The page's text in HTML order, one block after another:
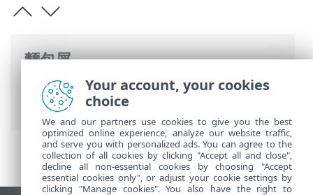
麵包屑
ESET 線上說明>ESET PROTECT On-Prem
安裝> Windows 上的全方位安裝 (建議)
Your account, your cookies
choice
We and our partners use cookies to give you the best
optimized online experience, analyze our website traffic,
and serve you with personalized ads. You can agree to the
collection of all cookies by clicking "Accept all and close",
decline all non-essential cookies by choosing "Accept
essential cookies only", or adjust your cookie settings by
clicking "Manage cookies". You also have the right to